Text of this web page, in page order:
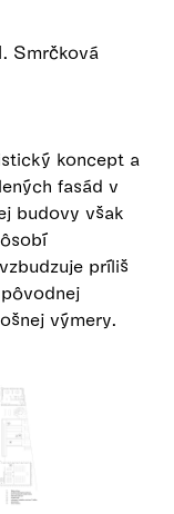
Smrčková
koncept a
fasád v
budovy však
príliš
výmery.